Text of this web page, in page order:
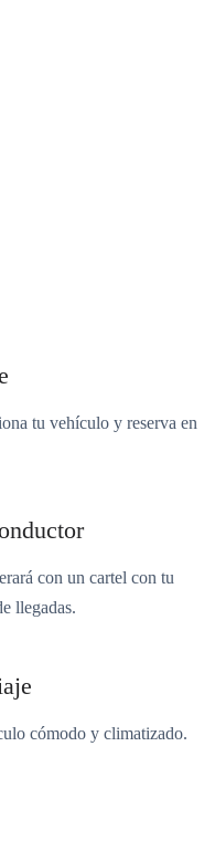
tu vehículo y reserva en
con un cartel con tu
llegadas.
cómodo y climatizado.